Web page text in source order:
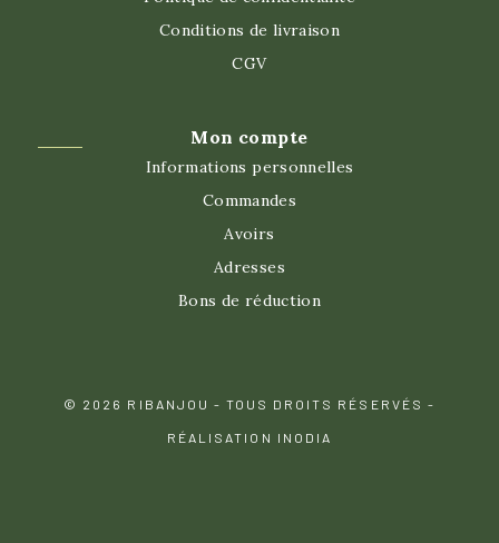
Conditions de livraison
CGV
Mon compte
Informations personnelles
Commandes
Avoirs
Adresses
Bons de réduction
© 2026 RIBANJOU - TOUS DROITS RÉSERVÉS -
RÉALISATION INODIA